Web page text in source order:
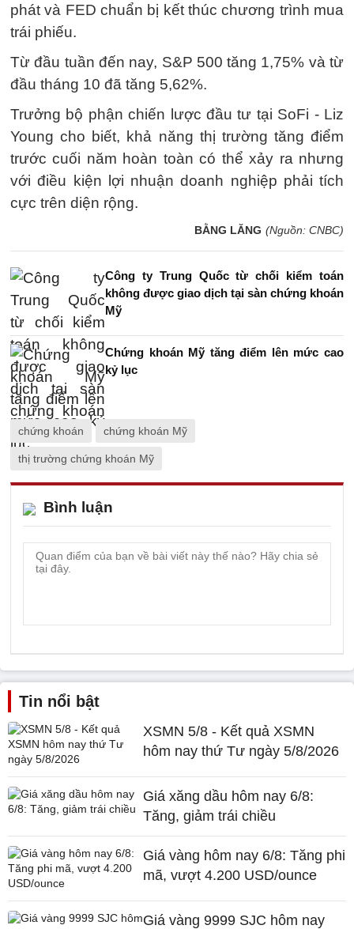
phát và FED chuẩn bị kết thúc chương trình mua
trái phiếu.
Từ đầu tuần đến nay, S&P 500 tăng 1,75% và từ
đầu tháng 10 đã tăng 5,62%.
Trưởng bộ phận chiến lược đầu tư tại SoFi - Liz
Young cho biết, khả năng thị trường tăng điểm
trước cuối năm hoàn toàn có thể xảy ra nhưng
với điều kiện lợi nhuận doanh nghiệp phải tích
cực trên diện rộng.
BẰNG LĂNG (Nguồn: CNBC)
Công ty Trung Quốc từ chối kiểm toán
không được giao dịch tại sàn chứng khoán
Mỹ
Chứng khoán Mỹ tăng điểm lên mức cao
kỷ lục
chứng khoán chứng khoán Mỹ
thị trường chứng khoán Mỹ
Bình luận
Tin nổi bật
XSMN 5/8 - Kết quả XSMN
hôm nay thứ Tư ngày 5/8/2026
Giá xăng dầu hôm nay 6/8:
Tăng, giảm trái chiều
Giá vàng hôm nay 6/8: Tăng phi
mã, vượt 4.200 USD/ounce
Giá vàng 9999 SJC hôm nay